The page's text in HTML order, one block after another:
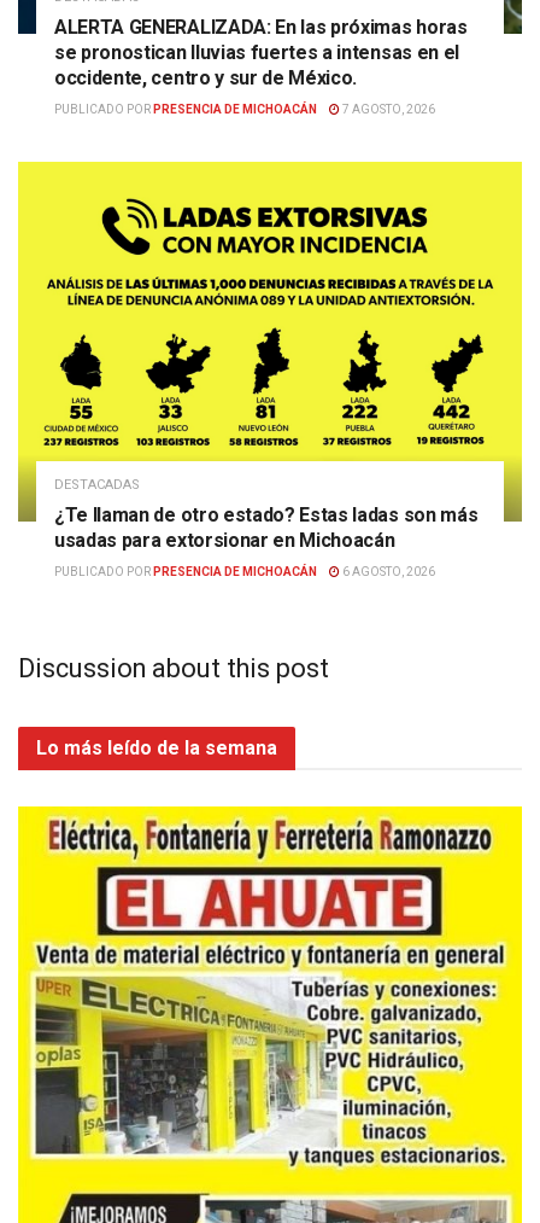
ALERTA GENERALIZADA: En las próximas horas
se pronostican lluvias fuertes a intensas en el
occidente, centro y sur de México.
PUBLICADO POR PRESENCIA DE MICHOACÁN 7 AGOSTO, 2026
DESTACADAS
¿Te llaman de otro estado? Estas ladas son más
usadas para extorsionar en Michoacán
PUBLICADO POR PRESENCIA DE MICHOACÁN 6 AGOSTO, 2026
Discussion about this post
Lo más leído de la semana